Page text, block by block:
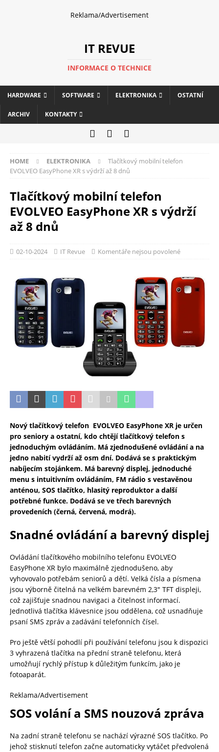
Reklama/Advertisement
IT REVUE
INFORMACE O TECHNICE
HARDWARE SOFTWARE ELEKTRONIKA OSTATNÍ
ARCHIV KONTAKTY
HOME ELEKTRONIKA
Tlačítkový mobilní telefon
EVOLVEO EasyPhone XR s výdrží až 8 dnů
Tlačítkový mobilní telefon
EVOLVEO EasyPhone XR s výdrží
až 8 dnů
02-10-2024 IT Revue Komentáře nejsou povolené
Nový tlačítkový telefon EVOLVEO EasyPhone XR je určen
pro seniory a ostatní, kdo chtějí tlačítkový telefon s
jednoduchým ovládáním. Má zjednodušené ovládání a na
jedno nabití vydrží až osm dní. Dodává se s praktickým
nabíjecím stojánkem. Má barevný displej, jednoduché
menu s intuitivním ovládáním, FM rádio s vestavěnou
anténou, SOS tlačítko, hlasitý reproduktor a další
potřebné funkce. Dodává se ve třech barevných
provedeních (černá, červená, modrá).
Snadné ovládání a barevný displej
Ovládání tlačítkového mobilního telefonu EVOLVEO
EasyPhone XR bylo maximálně zjednodušeno, aby
vyhovovalo potřebám seniorů a dětí. Velká čísla a písmena
jsou výborně čitelná na velkém barevném 2,3″ TFT displeji,
což zajišťuje snadnou navigaci a čitelnost informací.
Jednotlivá tlačítka klávesnice jsou oddělena, což usnadňuje
psaní SMS zpráv a zadávání telefonních čísel.
Pro ještě větší pohodlí při používání telefonu jsou k dispozici
3 vyhrazená tlačítka na přední straně telefonu, která
umožňují rychlý přístup k důležitým funkcím, jako je
fotoaparát.
Reklama/Advertisement
SOS volání a SMS nouzová zpráva
Na zadní straně telefonu se nachází výrazné SOS tlačítko. Po
jehož stisknutí telefon začne automaticky vytáčet předvolená